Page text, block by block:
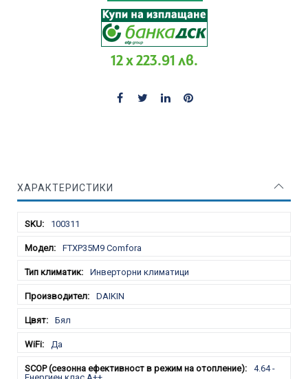
12 x 223.91 лв.
ХАРАКТЕРИСТИКИ
100311
FTXP35M9 Comfora
Инверторни климатици
DAIKIN
Бял
Да
4.64 -